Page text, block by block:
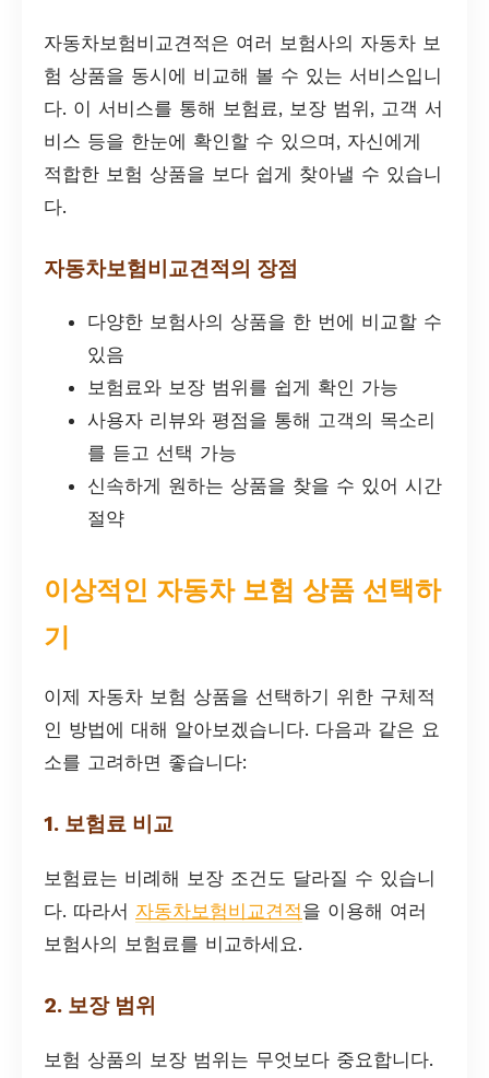
자동차보험비교견적은 여러 보험사의 자동차 보
험 상품을 동시에 비교해 볼 수 있는 서비스입니
다. 이 서비스를 통해 보험료, 보장 범위, 고객 서
비스 등을 한눈에 확인할 수 있으며, 자신에게
적합한 보험 상품을 보다 쉽게 찾아낼 수 있습니
다.
자동차보험비교견적의 장점
다양한 보험사의 상품을 한 번에 비교할 수
있음
보험료와 보장 범위를 쉽게 확인 가능
사용자 리뷰와 평점을 통해 고객의 목소리
를 듣고 선택 가능
신속하게 원하는 상품을 찾을 수 있어 시간
절약
이상적인 자동차 보험 상품 선택하
기
이제 자동차 보험 상품을 선택하기 위한 구체적
인 방법에 대해 알아보겠습니다. 다음과 같은 요
소를 고려하면 좋습니다:
1. 보험료 비교
보험료는 비례해 보장 조건도 달라질 수 있습니
다. 따라서 자동차보험비교견적을 이용해 여러
보험사의 보험료를 비교하세요.
2. 보장 범위
보험 상품의 보장 범위는 무엇보다 중요합니다.